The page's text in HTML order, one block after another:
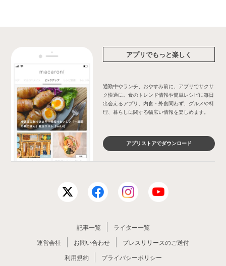
アプリでもっと楽しく
通勤中やランチ、おやすみ前に、アプリでサクサ
ク快適に。食のトレンド情報や簡単レシピに毎日
出会えるアプリ。内食・外食問わず、グルメや料
理、暮らしに関する幅広い情報を楽しめます。
アプリストアでダウンロード
記事一覧
ライター一覧
運営会社
お問い合わせ
プレスリリースのご送付
利用規約
プライバシーポリシー